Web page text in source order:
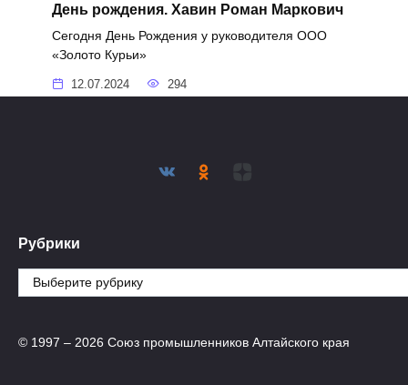
День рождения. Хавин Роман Маркович
Сегодня День Рождения у руководителя ООО
«Золото Курьи»
12.07.2024 294
Рубрики
Рубрики
© 1997 – 2026 Союз промышленников Алтайского края